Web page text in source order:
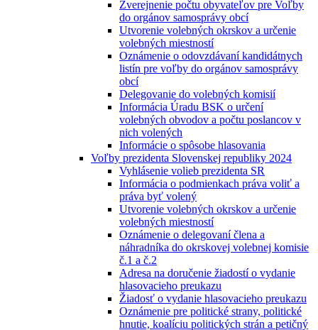
Zverejnenie počtu obyvateľov pre Voľby
do orgánov samosprávy obcí
Utvorenie volebných okrskov a určenie
volebných miestností
Oznámenie o odovzdávaní kandidátnych
listín pre voľby do orgánov samosprávy
obcí
Delegovanie do volebných komisií
Informácia Úradu BSK o určení
volebných obvodov a počtu poslancov v
nich volených
Informácie o spôsobe hlasovania
Voľby prezidenta Slovenskej republiky 2024
Vyhlásenie volieb prezidenta SR
Informácia o podmienkach práva voliť a
práva byť volený
Utvorenie volebných okrskov a určenie
volebných miestností
Oznámenie o delegovaní člena a
náhradníka do okrskovej volebnej komisie
č.1 a č.2
Adresa na doručenie žiadostí o vydanie
hlasovacieho preukazu
Žiadosť o vydanie hlasovacieho preukazu
Oznámenie pre politické strany, politické
hnutie, koalíciu politických strán a petičný